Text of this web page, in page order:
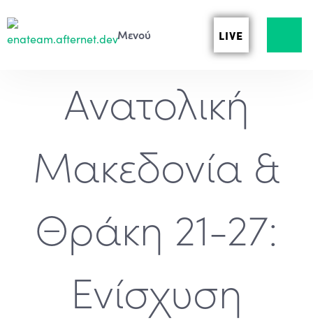
LIVE
Ανατολική
Μακεδονία &
Θράκη 21-27:
Ενίσχυση